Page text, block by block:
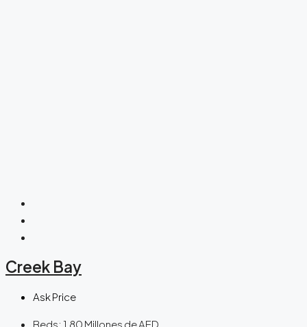
Creek Bay
Ask Price
Beds: 1,80 Millones de AED